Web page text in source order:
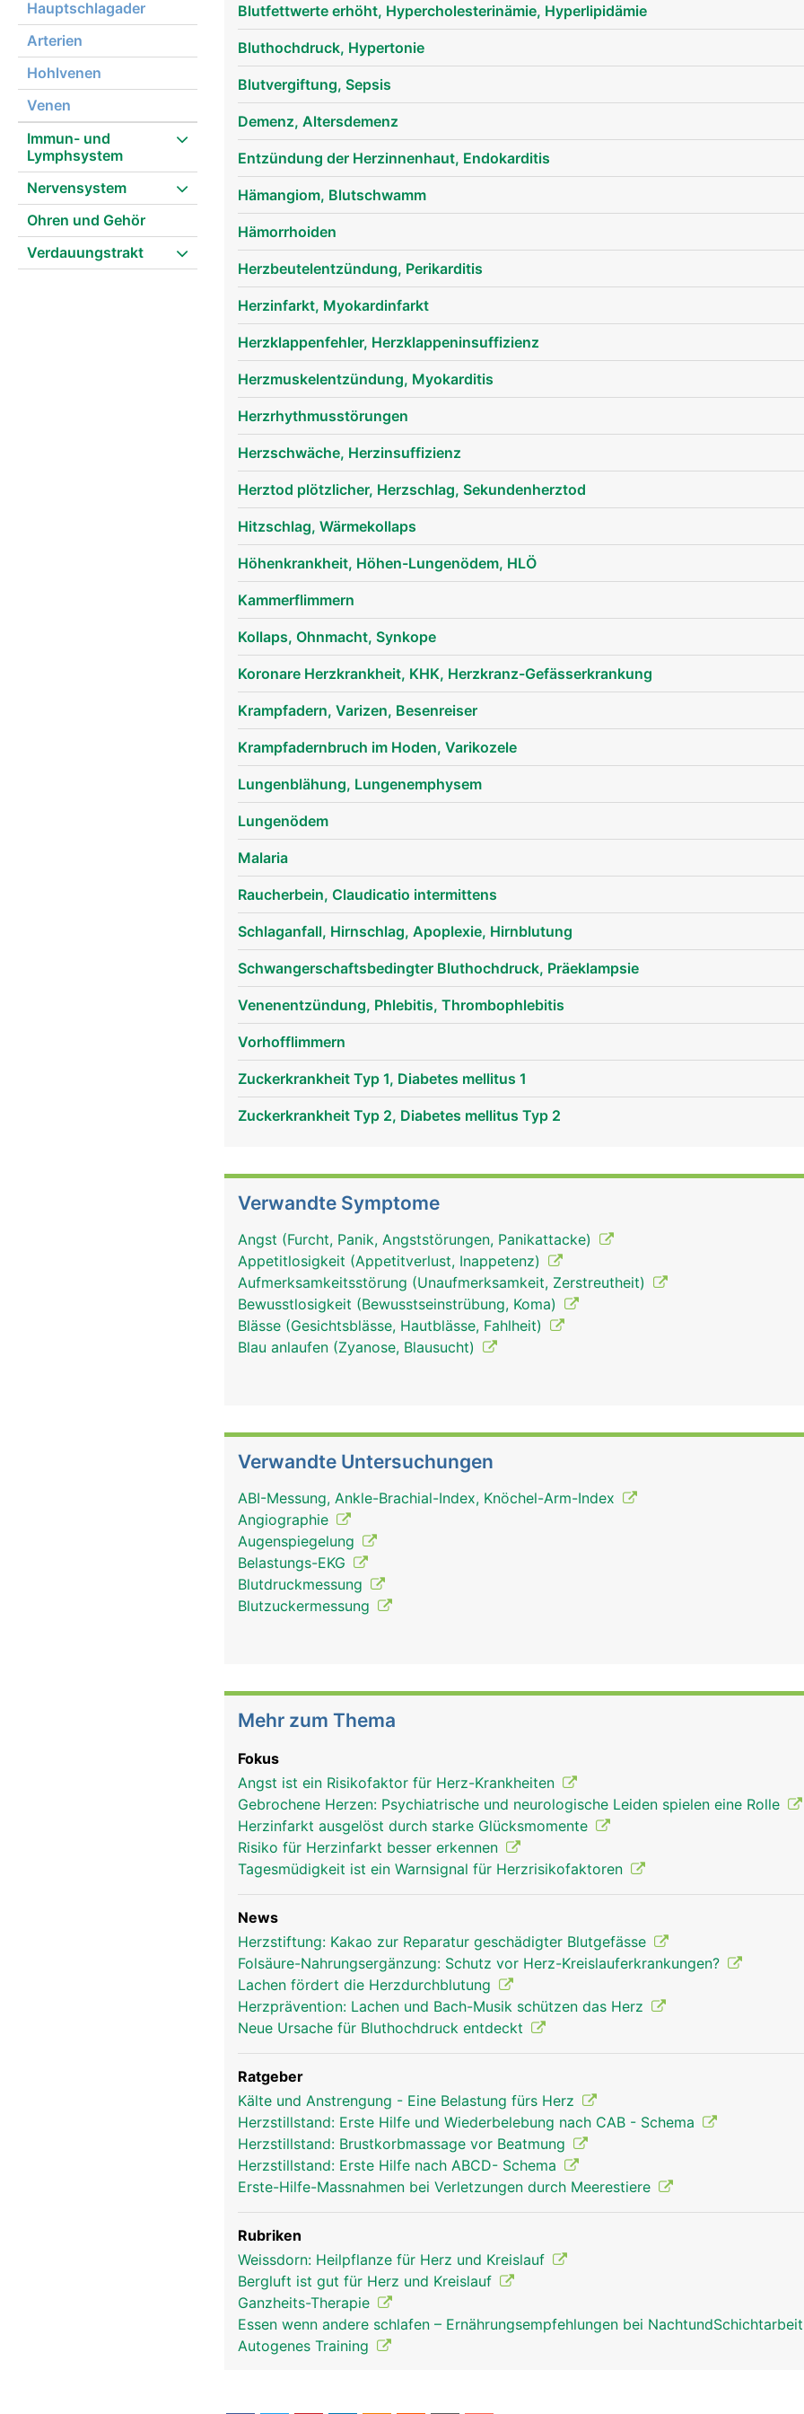
Hauptschlagader
Arterien
Hohlvenen
Venen
Immun- und
Lymphsystem
Nervensystem
Ohren und Gehör
Verdauungstrakt
blutkreislauf frau
Blutfettwerte erhöht, Hypercholesterinämie, Hyperlipidämie
Bluthochdruck, Hypertonie
Blutvergiftung, Sepsis
Demenz, Altersdemenz
Entzündung der Herzinnenhaut, Endokarditis
Hämangiom, Blutschwamm
Hämorrhoiden
Herzbeutelentzündung, Perikarditis
Herzinfarkt, Myokardinfarkt
Herzklappenfehler, Herzklappeninsuffizienz
Herzmuskelentzündung, Myokarditis
Herzrhythmusstörungen
Herzschwäche, Herzinsuffizienz
Herztod plötzlicher, Herzschlag, Sekundenherztod
Hitzschlag, Wärmekollaps
Höhenkrankheit, Höhen-Lungenödem, HLÖ
Kammerflimmern
Kollaps, Ohnmacht, Synkope
Koronare Herzkrankheit, KHK, Herzkranz-Gefässerkrankung
Krampfadern, Varizen, Besenreiser
Krampfadernbruch im Hoden, Varikozele
Lungenblähung, Lungenemphysem
Lungenödem
Malaria
Raucherbein, Claudicatio intermittens
Schlaganfall, Hirnschlag, Apoplexie, Hirnblutung
Schwangerschaftsbedingter Bluthochdruck, Präeklampsie
Venenentzündung, Phlebitis, Thrombophlebitis
Vorhofflimmern
Zuckerkrankheit Typ 1, Diabetes mellitus 1
Zuckerkrankheit Typ 2, Diabetes mellitus Typ 2
Verwandte Symptome
Angst (Furcht, Panik, Angststörungen, Panikattacke)
Appetitlosigkeit (Appetitverlust, Inappetenz)
Aufmerksamkeitsstörung (Unaufmerksamkeit, Zerstreutheit)
Bewusstlosigkeit (Bewusstseinstrübung, Koma)
Blässe (Gesichtsblässe, Hautblässe, Fahlheit)
Blau anlaufen (Zyanose, Blausucht)
Verwandte Untersuchungen
ABI-Messung, Ankle-Brachial-Index, Knöchel-Arm-Index
Angiographie
Augenspiegelung
Belastungs-EKG
Blutdruckmessung
Blutzuckermessung
Mehr zum Thema
Fokus
Angst ist ein Risikofaktor für Herz-Krankheiten
Gebrochene Herzen: Psychiatrische und neurologische Leiden spielen eine Rolle
Herzinfarkt ausgelöst durch starke Glücksmomente
Risiko für Herzinfarkt besser erkennen
Tagesmüdigkeit ist ein Warnsignal für Herzrisikofaktoren
News
Herzstiftung: Kakao zur Reparatur geschädigter Blutgefässe
Folsäure-Nahrungsergänzung: Schutz vor Herz-Kreislauferkrankungen?
Lachen fördert die Herzdurchblutung
Herzprävention: Lachen und Bach-Musik schützen das Herz
Neue Ursache für Bluthochdruck entdeckt
Ratgeber
Kälte und Anstrengung - Eine Belastung fürs Herz
Herzstillstand: Erste Hilfe und Wiederbelebung nach CAB - Schema
Herzstillstand: Brustkorbmassage vor Beatmung
Herzstillstand: Erste Hilfe nach ABCD- Schema
Erste-Hilfe-Massnahmen bei Verletzungen durch Meerestiere
Rubriken
Weissdorn: Heilpflanze für Herz und Kreislauf
Bergluft ist gut für Herz und Kreislauf
Ganzheits-Therapie
Essen wenn andere schlafen – Ernährungsempfehlungen bei
Autogenes Training